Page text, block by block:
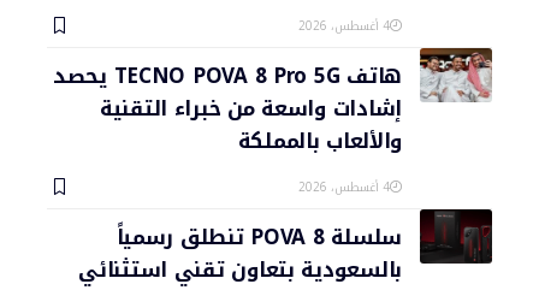
4 أغسطس، 2026
هاتف TECNO POVA 8 Pro 5G يحصد
إشادات واسعة من خبراء التقنية
والألعاب بالمملكة
4 أغسطس، 2026
سلسلة POVA 8 تنطلق رسمياً
بالسعودية بتعاون تقني استثنائي